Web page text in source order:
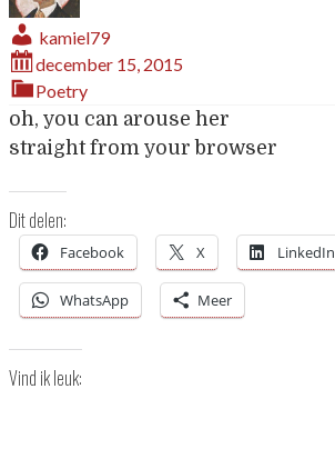
kamiel79
december 15, 2015
Poetry
oh, you can arouse her
straight from your browser
Dit delen:
Facebook X LinkedIn
WhatsApp Meer
Vind ik leuk: